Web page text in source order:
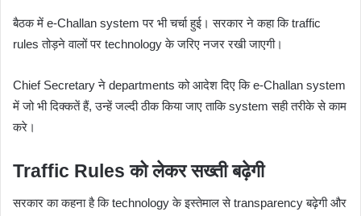
बैठक में e-Challan system पर भी चर्चा हुई। सरकार ने कहा कि traffic
rules तोड़ने वालों पर technology के जरिए नजर रखी जाएगी।
Chief Secretary ने departments को आदेश दिए कि e-Challan system
में जो भी दिक्कतें हैं, उन्हें जल्दी ठीक किया जाए ताकि system सही तरीके से काम
करे।
Traffic Rules को लेकर सख्ती बढ़ेगी
सरकार का कहना है कि technology के इस्तेमाल से transparency बढ़ेगी और